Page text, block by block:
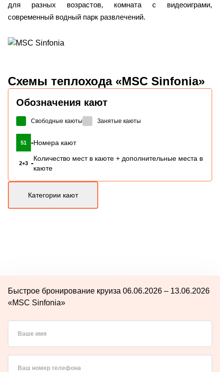
для разных возрастов, комната с видеоиграми,
современный водный парк развлечений.
Схемы теплохода «MSC Sinfonia»
Обозначения кают
Свободные каюты Занятые каюты
51 -Номера кают
2+3 -
Количество мест в каюте + дополнительные места в
каюте
Категории кают
Быстрое бронирование круиза 06.06.2026 – 13.06.2026
«MSC Sinfonia»
Ваше имя
Ваш номер телефона